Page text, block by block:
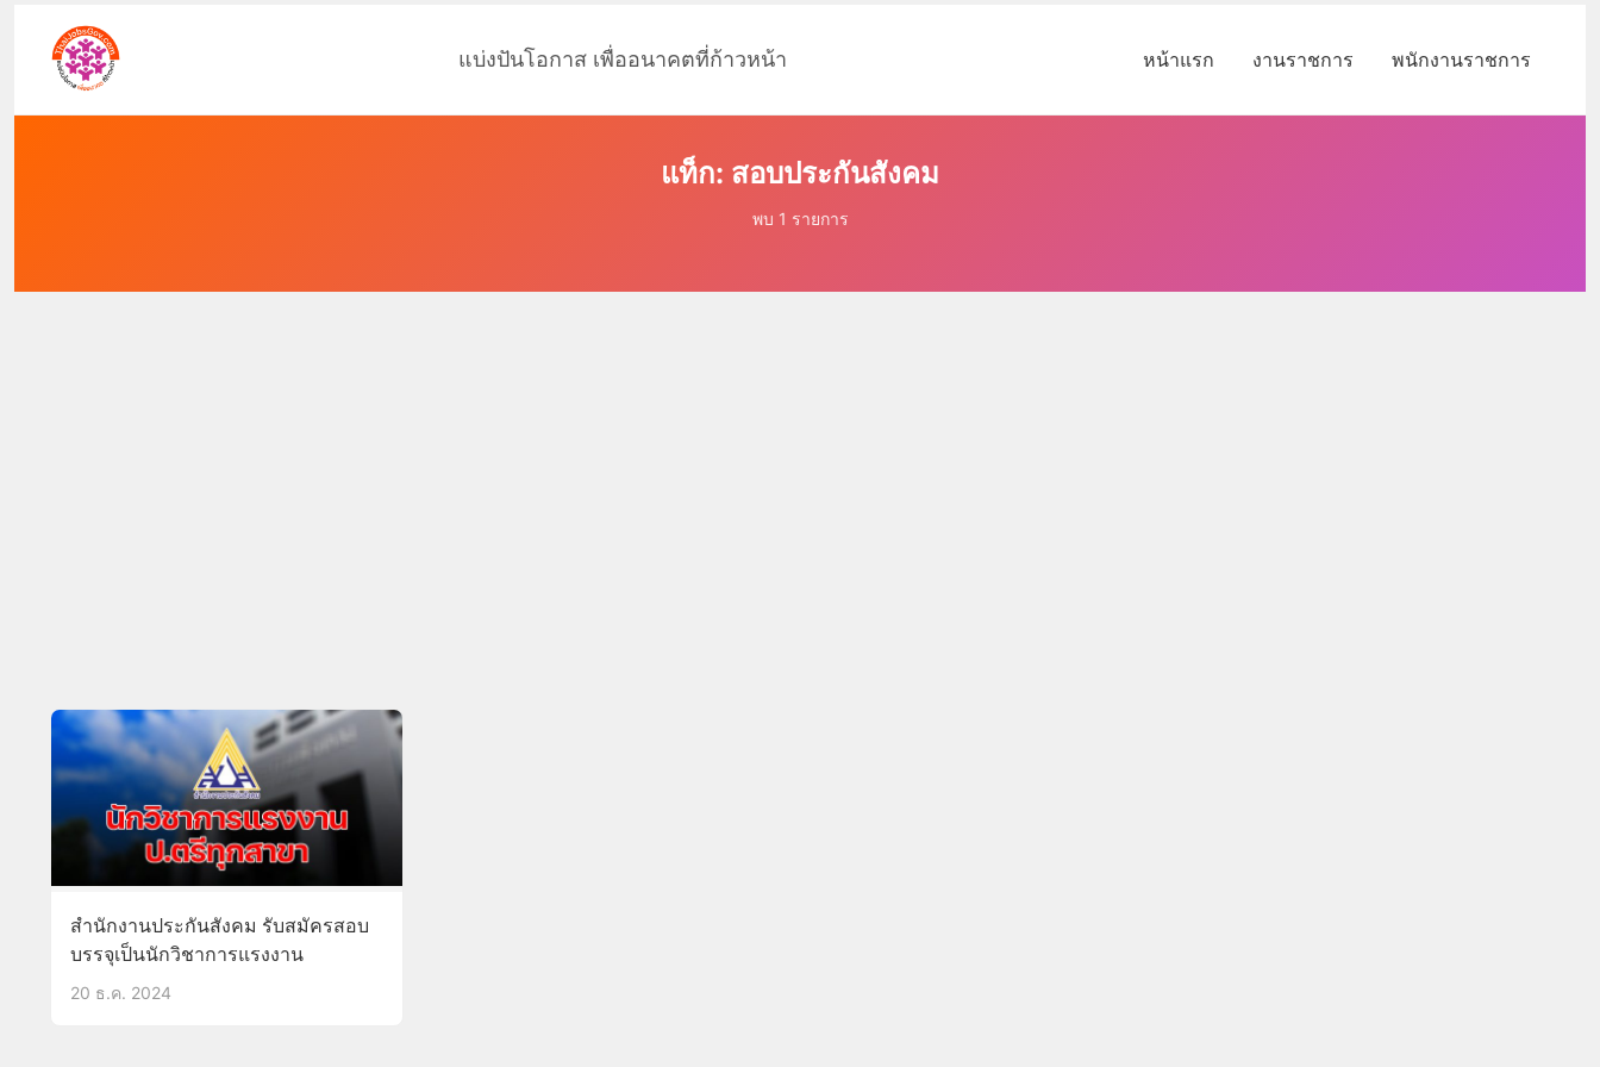
แบ่งปันโอกาส เพื่ออนาคตที่ก้าวหน้า หน้าแรก งานราชการ พนักงานราชการ
แท็ก: สอบประกันสังคม
พบ 1 รายการ
สำนักงานประกันสังคม รับสมัครสอบ
บรรจุเป็นนักวิชาการแรงงาน
20 ธ.ค. 2024